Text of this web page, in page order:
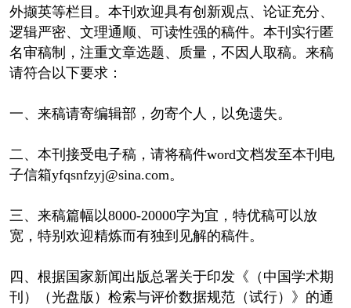
外撷英等栏目。本刊欢迎具有创新观点、论证充分、
逻辑严密、文理通顺、可读性强的稿件。本刊实行匿
名审稿制，注重文章选题、质量，不因人取稿。来稿
请符合以下要求：
一、来稿请寄编辑部，勿寄个人，以免遗失。
二、本刊接受电子稿，请将稿件word文档发至本刊电
子信箱yfqsnfzyj@sina.com。
三、来稿篇幅以8000-20000字为宜，特优稿可以放
宽，特别欢迎精炼而有独到见解的稿件。
四、根据国家新闻出版总署关于印发《（中国学术期
刊）（光盘版）检索与评价数据规范（试行）》的通